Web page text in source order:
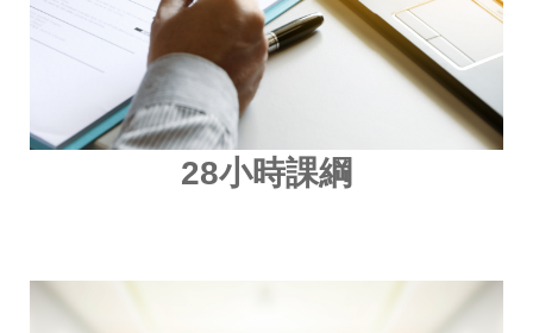
28小時課綱